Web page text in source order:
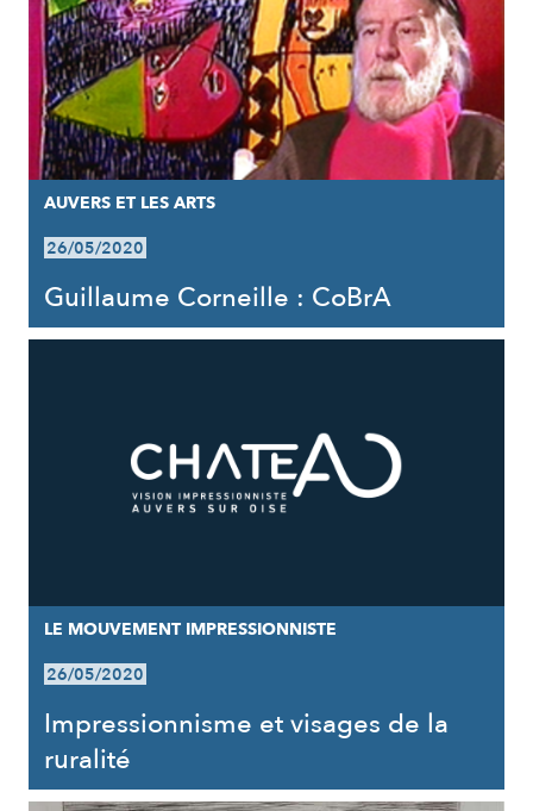
AUVERS ET LES ARTS
26/05/2020
Guillaume Corneille : CoBrA
LE MOUVEMENT IMPRESSIONNISTE
26/05/2020
Impressionnisme et visages de la
ruralité